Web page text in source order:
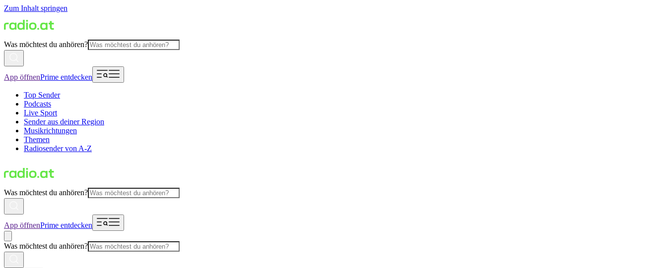
Zum Inhalt springen
Was möchtest du anhören?
App öffnenPrime entdecken
Top Sender
Podcasts
Live Sport
Sender aus deiner Region
Musikrichtungen
Themen
Radiosender von A-Z
Was möchtest du anhören?
App öffnenPrime entdecken
Was möchtest du anhören?